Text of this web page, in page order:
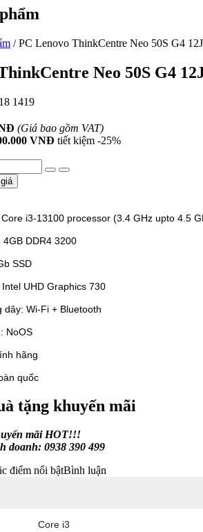
/ PC Lenovo ThinkCentre Neo 50S G4
Neo 50S G4
1419
(Giá bao gồm VAT)
VNĐ tiết kiệm -25%
i3-13100 processor (3.4 GHz upto 4.5
4GB DDR4 3200
SSD
UHD Graphics 730
dây: Wi-Fi + Bluetooth
NoOS
hãng
quốc
tặng khuyến mãi
mãi HOT!!!
doanh: 0938 390 499
điểm nổi bậtBình luận
Core i3